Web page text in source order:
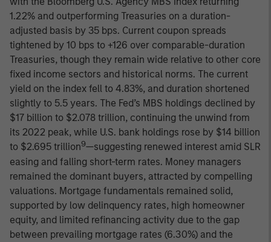
1.22% and outperforming Treasuries on a duration-
adjusted basis by 35 bps. Current coupon spreads
tightened by 10 bps to +126 over comparable-duration
Treasuries, though they remain wide relative to other core
fixed income sectors and historical norms. The current
yield on the index fell to 4.83%, and duration shortened
slightly to 5.5 years. The Fed’s MBS holdings declined by
$17 billion to $2.078 trillion, continuing the unwind from
its 2022 peak, while U.S. bank holdings rose by $14 billion
to $2.695 trillion9—suggesting renewed interest amid SLR
easing and falling short-term rates. Money managers
remained the dominant buyers, attracted by compelling
valuations. Mortgage fundamentals remained solid,
supported by low delinquency rates, high homeowner
equity, and limited refinancing activity due to the gap
between prevailing mortgage rates (6.30%) and the